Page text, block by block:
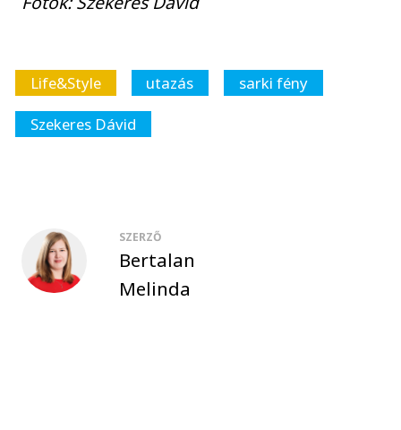
Life&Style utazás
sarki fény
Szekeres Dávid
SZERZŐ
Bertalan
Melinda